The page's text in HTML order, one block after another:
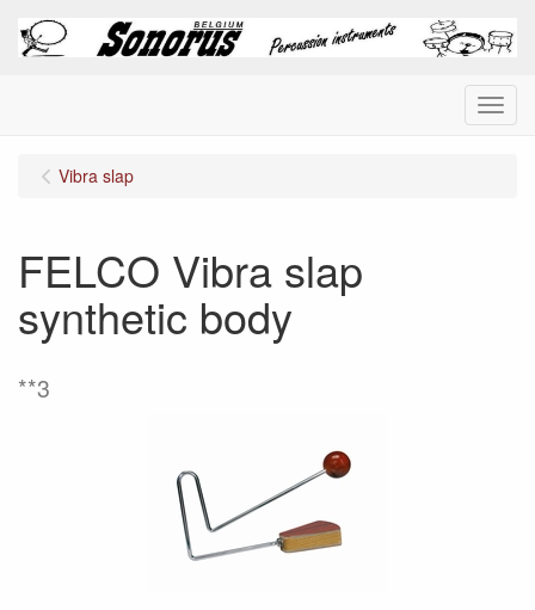
Menu
Vibra slap
FELCO Vibra slap
synthetic body
**3